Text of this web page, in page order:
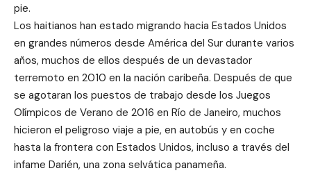
pie.
Los haitianos han estado migrando hacia Estados Unidos
en grandes números desde América del Sur durante varios
años, muchos de ellos después de un devastador
terremoto en 2010 en la nación caribeña. Después de que
se agotaran los puestos de trabajo desde los Juegos
Olímpicos de Verano de 2016 en Río de Janeiro, muchos
hicieron el peligroso viaje a pie, en autobús y en coche
hasta la frontera con Estados Unidos, incluso a través del
infame Darién, una zona selvática panameña.